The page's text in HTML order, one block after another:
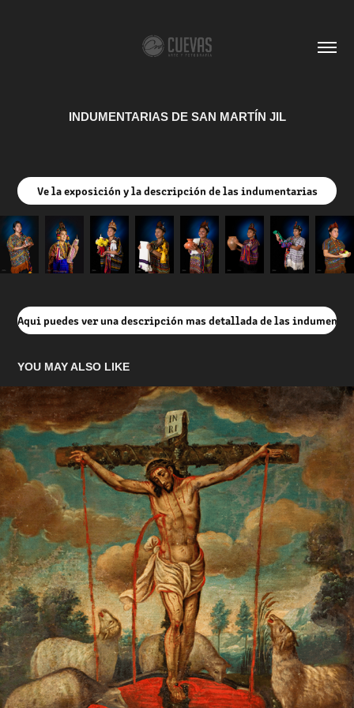
INDUMENTARIAS DE SAN MARTÍN JIL
Ve la exposición y la descripción de las indumentarias
Aqui puedes ver una descripción mas detallada de las
YOU MAY ALSO LIKE
ARTE SACRO EN SAN MARTÍN JILOTEPEQUE
2023